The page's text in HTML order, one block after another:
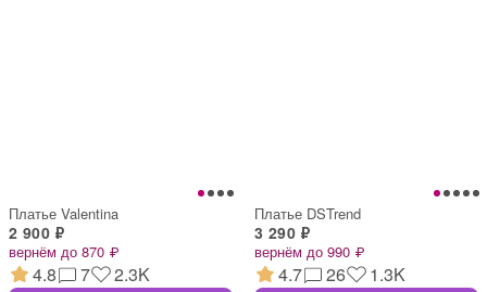
Платье Valentina
2 900 ₽
вернём до 870 ₽
4.8 7 2.3K
Платье DSTrend
3 290 ₽
вернём до 990 ₽
4.7 26 1.3K